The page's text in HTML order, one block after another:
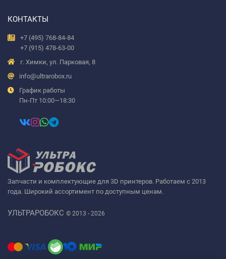
Запчасти и комплектующие для 3D принтеров. Работаем с 2013
года. Широкий ассортимент по доступным ценам.
УЛЬТРАРОБОКС © 2013 - 2026
КОНТАКТЫ
+7 (495) 768-84-84
+7 (915) 478-63-00
г. Химки, ул. Парковая, 8
info@ultrarobox.ru
График работы
Пн-Пт 10:00—18:30